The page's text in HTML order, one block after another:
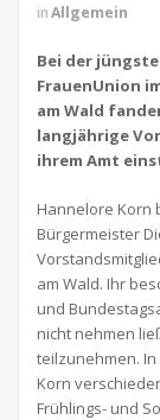
inAllgemein
Bei der
FrauenUnion
am Wald
langjährige
ihrem Amt
Hannelore Korn
Bürgermeister
am Wald. Ihr
und
nicht nehmen
teilzunehmen.
Korn
Frühlings- und